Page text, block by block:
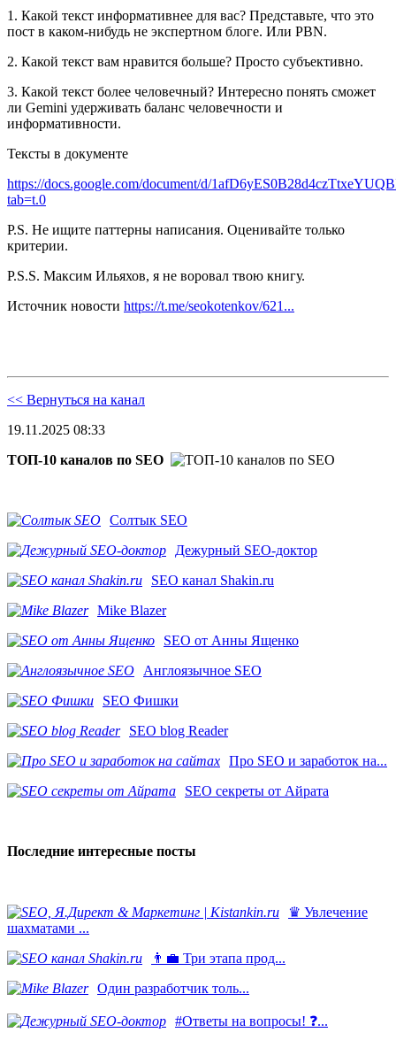
1. Какой текст информативнее для вас? Представьте, что это
пост в каком-нибудь не экспертном блоге. Или PBN.
2. Какой текст вам нравится больше? Просто субъективно.
3. Какой текст более человечный? Интересно понять сможет
ли Gemini удерживать баланс человечности и
информативности.
Тексты в документе
https://docs.google.com/document/d/
tab=t.0
P.S. Не ищите паттерны написания. Оценивайте только
критерии.
P.S.S. Максим Ильяхов, я не воровал твою книгу.
Источник новости https://t.me/seokotenkov/621...
<< Вернуться на канал
19.11.2025 08:33
ТОП-10 каналов по SEO
Солтык SEO
Дежурный SEO-доктор
SEO канал Shakin.ru
Mike Blazer
SEO от Анны Ященко
Англоязычное SEO
SEO Фишки
SEO blog Reader
Про SEO и заработок на...
SEO секреты от Айрата
Последние интересные посты
♛ Увлечение
шахматами ...
👨‍💼 Три этапа прод...
​Один разработчик толь...
#Ответы на вопросы! ❓...